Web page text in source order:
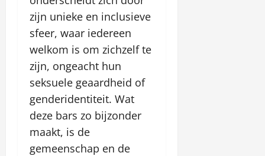
zijn unieke en inclusieve
sfeer, waar iedereen
welkom is om zichzelf te
zijn, ongeacht hun
seksuele geaardheid of
genderidentiteit. Wat
deze bars zo bijzonder
maakt, is de
gemeenschap en de